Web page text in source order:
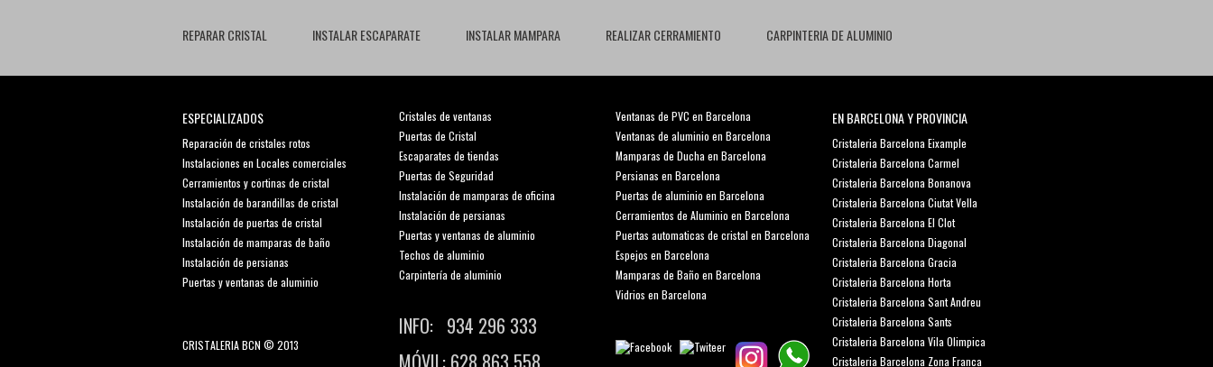
REPARAR CRISTAL INSTALAR ESCAPARATE INSTALAR MAMPARA REALIZAR CERRAMIENTO CARPINTERIA DE ALUMINIO
ESPECIALIZADOS
Reparación de cristales rotos
Instalaciones en Locales comerciales
Cerramientos y cortinas de cristal
Instalación de barandillas de cristal
Instalación de puertas de cristal
Instalación de mamparas de baño
Instalación de persianas
Puertas y ventanas de aluminio
CRISTALERIA BCN © 2013
Cristales de ventanas
Puertas de Cristal
Escaparates de tiendas
Puertas de Seguridad
Instalación de mamparas de oficina
Instalación de persianas
Puertas y ventanas de aluminio
Techos de aluminio
Carpintería de aluminio
INFO: 934 296 333
MÓVIL: 628 863 558
Ventanas de PVC en Barcelona
Ventanas de aluminio en Barcelona
Mamparas de Ducha en Barcelona
Persianas en Barcelona
Puertas de aluminio en Barcelona
Cerramientos de Aluminio en Barcelona
Puertas automaticas de cristal en Barcelona
Espejos en Barcelona
Mamparas de Baño en Barcelona
Vidrios en Barcelona
EN BARCELONA Y PROVINCIA
Cristaleria Barcelona Eixample
Cristaleria Barcelona Carmel
Cristaleria Barcelona Bonanova
Cristaleria Barcelona Ciutat Vella
Cristaleria Barcelona El Clot
Cristaleria Barcelona Diagonal
Cristaleria Barcelona Gracia
Cristaleria Barcelona Horta
Cristaleria Barcelona Sant Andreu
Cristaleria Barcelona Sants
Cristaleria Barcelona Vila Olimpica
Cristaleria Barcelona Zona Franca